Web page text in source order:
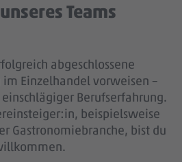
Teams
abgeschlossene
im Einzelhandel vorweisen –
Berufserfahrung.
beispielsweise
Gastronomiebranche, bist du